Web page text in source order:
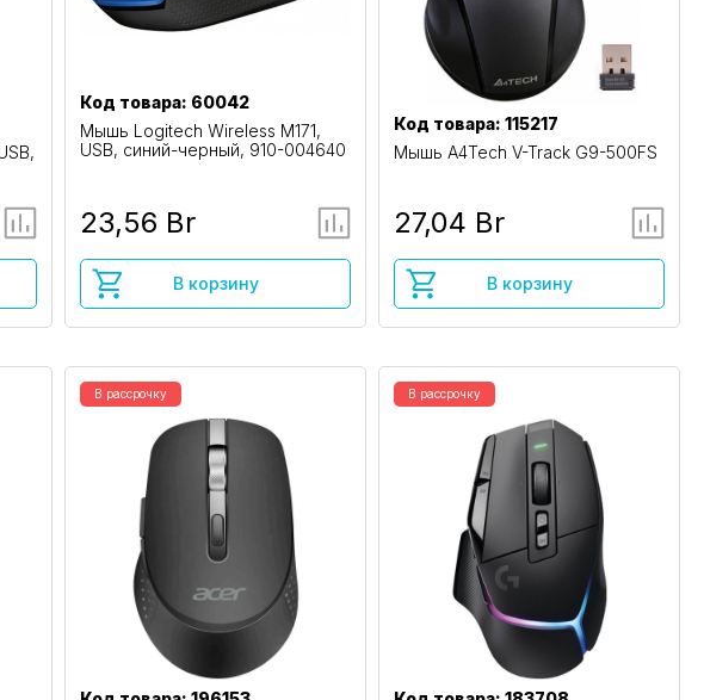
Код товара: 60042
Мышь Logitech Wireless M171,
USB, синий-черный, 910-004640
23,56 Br
В корзину
Код товара: 115217
Мышь A4Tech V-Track G9-500FS
27,04 Br
В корзину
В рассрочку В рассрочку